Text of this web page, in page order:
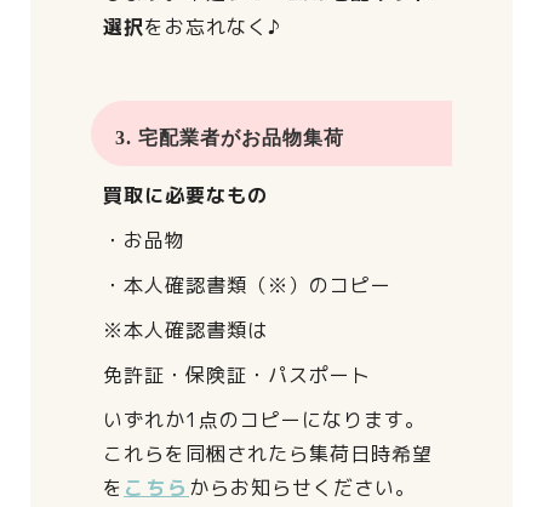
選択をお忘れなく♪
3. 宅配業者がお品物集荷
買取に必要なもの
・お品物
・本人確認書類（※）のコピー
※本人確認書類は
免許証・保険証・パスポート
いずれか1点のコピーになります。
これらを同梱されたら集荷日時希望
を こちら からお知らせください。